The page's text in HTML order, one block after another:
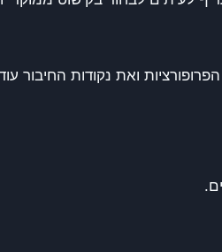
ואת נקודות החיבור עוד